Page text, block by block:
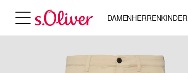
DAMENHERRENKINDER